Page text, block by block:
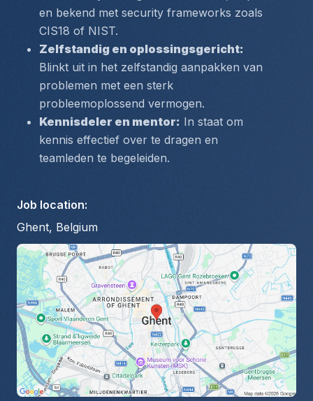
en bekend met security frameworks zoals
CIS18 of NIST.
Zelfstandig en oplossingsgericht:
Blinkt uit in het zelfstandig aanpakken van
problemen met een sterk
probleemoplossend vermogen.
Kennisdeler en mentor: In staat om
kennis effectief over te dragen en
teamleden te begeleiden.
Job location:
Ghent, Belgium